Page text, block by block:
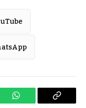
WhatsApp Copy